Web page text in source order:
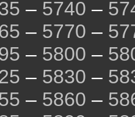
– 5740 –
– 5770 –
– 5800 –
– 5830 –
– 5860 –